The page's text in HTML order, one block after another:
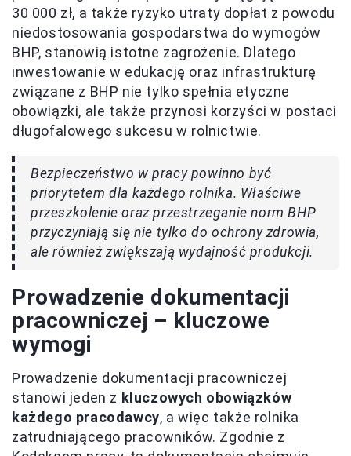
30 000 zł, a także ryzyko utraty dopłat z powodu
niedostosowania gospodarstwa do wymogów
BHP, stanowią istotne zagrożenie. Dlatego
inwestowanie w edukację oraz infrastrukturę
związane z BHP nie tylko spełnia etyczne
obowiązki, ale także przynosi korzyści w postaci
długofalowego sukcesu w rolnictwie.
Bezpieczeństwo w pracy powinno być
priorytetem dla każdego rolnika. Właściwe
przeszkolenie oraz przestrzeganie norm BHP
przyczyniają się nie tylko do ochrony zdrowia,
ale również zwiększają wydajność produkcji.
Prowadzenie dokumentacji
pracowniczej – kluczowe
wymogi
Prowadzenie dokumentacji pracowniczej
stanowi jeden z kluczowych obowiązków
każdego pracodawcy, a więc także rolnika
zatrudniającego pracowników. Zgodnie z